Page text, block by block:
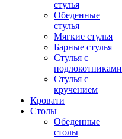
стулья
Обеденные
стулья
Мягкие стулья
Барные стулья
Стулья с
подлокотниками
Стулья с
кручением
Кровати
Столы
Обеденные
столы